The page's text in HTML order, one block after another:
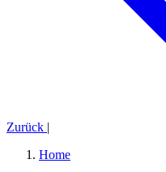
Zurück |
Home